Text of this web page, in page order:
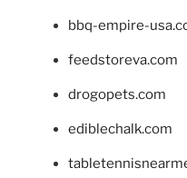
bbq-empire-
feedstoreva.com
drogopets.com
ediblechalk.com